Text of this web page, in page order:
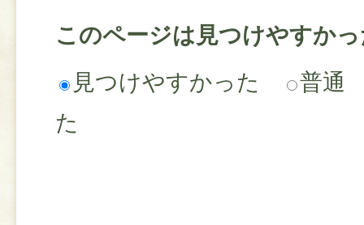
このページは見つけやすか
見つけやすかった
普通
た